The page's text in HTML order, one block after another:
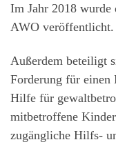
Im Jahr 2018 wurde
AWO veröffentlicht.
Außerdem beteiligt
Forderung für einen
Hilfe für
mitbetroffene
zugängliche Hilfs-